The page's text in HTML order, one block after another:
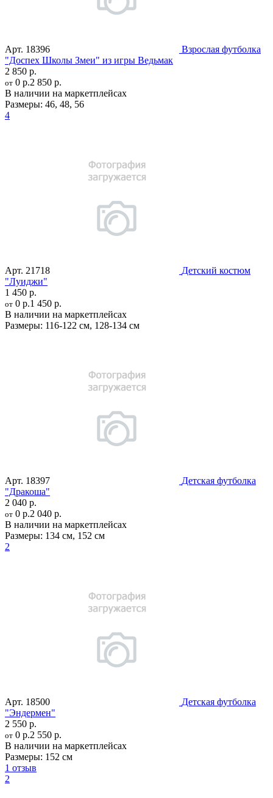
Арт. 18396
Взрослая футболка
"Доспех Школы Змеи" из игры Ведьмак
2 850 р.
от 0 р.2 850 р.
В наличии на маркетплейсах
Размеры: 46, 48, 56
4
Арт. 21718
Детский костюм
"Луиджи"
1 450 р.
от 0 р.1 450 р.
В наличии на маркетплейсах
Размеры: 116-122 см, 128-134 см
Арт. 18397
Детская футболка
"Дракоша"
2 040 р.
от 0 р.2 040 р.
В наличии на маркетплейсах
Размеры: 134 см, 152 см
2
Арт. 18500
Детская футболка
"Эндермен"
2 550 р.
от 0 р.2 550 р.
В наличии на маркетплейсах
Размеры: 152 см
1 отзыв
2